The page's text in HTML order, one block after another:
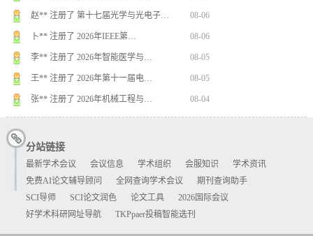
Z** 注册了 2026年安全科学与…
08-03
史** 注册了 2026药学、中医学…
张** 注册了 2026年应用数学、…
08-03
王** 注册了 2026年新材料与先…
08-03
李** 注册了 2026年中医学与医…
分站链接
最新学术会议 会议信息 学术组织 会服知识
学术资讯
免费AI论文辅导顾问
全网查询学术会议
期刊查询助手
SCI导师
SCI论文润色 论文工具
2026国际会议
好学术科研网址导航
TKPpaer投稿智能选刊